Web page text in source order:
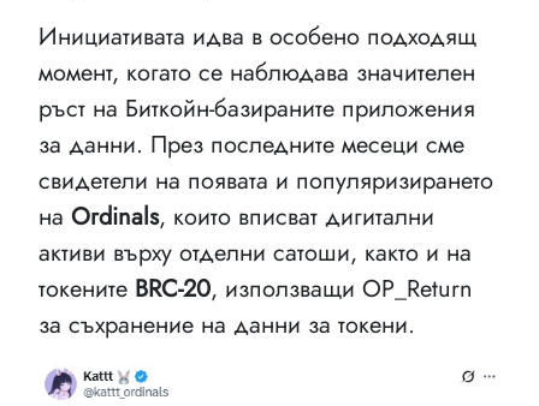
Инициативата идва в особено подходящ
момент, когато се наблюдава значителен
ръст на Биткойн-базираните приложения
за данни. През последните месеци сме
свидетели на появата и популяризирането
на Ordinals, които вписват дигитални
активи върху отделни сатоши, както и на
токените BRC-20, използващи OP_Return
за съхранение на данни за токени.